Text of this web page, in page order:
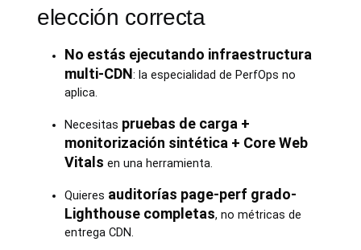
elección correcta
No estás ejecutando infraestructura
multi-CDN: la especialidad de PerfOps no
aplica.
Necesitas pruebas de carga +
monitorización sintética + Core Web
Vitals en una herramienta.
Quieres auditorías page-perf grado-
Lighthouse completas, no métricas de
entrega CDN.